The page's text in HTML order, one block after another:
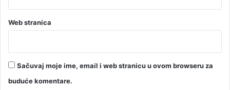
Web stranica
Sačuvaj moje ime, email i web stranicu u ovom browseru za
buduće komentare.